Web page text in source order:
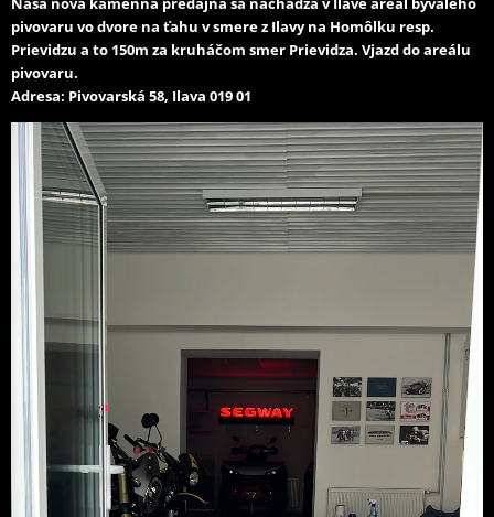
pivovaru vo dvore na ťahu v smere z Ilavy na Homôlku resp.
Prievidzu a to 150m za kruháčom smer Prievidza. Vjazd do areálu
pivovaru.
Adresa: Pivovarská 58, Ilava 019 01